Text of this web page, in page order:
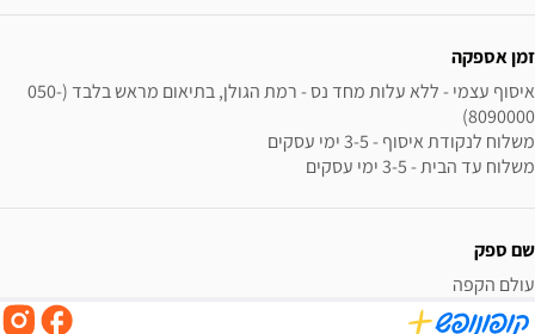
זמן אספקה
איסוף עצמי - ללא עלות מחד נס - רמת הגולן, בתיאום מראש בלבד (050-
משלוח עד הבית - 3-5 ימי עסקים
שם ספק
עולם הקפה